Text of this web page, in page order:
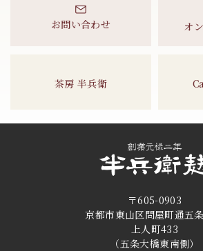
お問い合わせ オ
茶房 半兵衛
〒605-0903
京都市東山区問屋町通五
上人町433
（五条大橋東南側）